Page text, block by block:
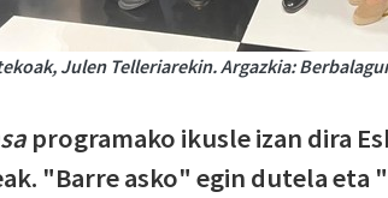
Julen Telleriarekin. Argazkia:
programako ikusle izan dira
"Barre asko" egin dutela eta